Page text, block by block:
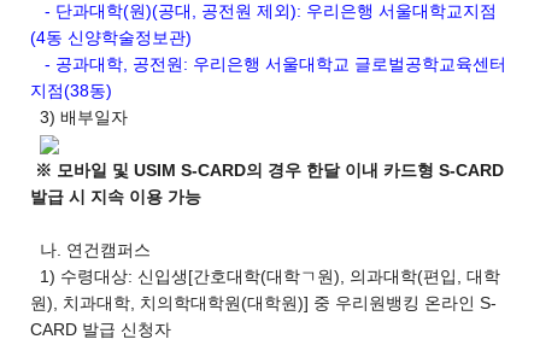
- 단과대학(원)(공대, 공전원 제외): 우리은행 서울대학교지점
(4동 신양학술정보관)
- 공과대학, 공전원: 우리은행 서울대학교 글로벌공학교육센터
지점(38동)
3) 배부일자
※ 모바일 및 USIM S-CARD의 경우 한달 이내 카드형 S-CARD
발급 시 지속 이용 가능
나. 연건캠퍼스
1) 수령대상: 신입생[간호대학(대학ㄱ원), 의과대학(편입, 대학
원), 치과대학, 치의학대학원(대학원)] 중 우리원뱅킹 온라인 S-
CARD 발급 신청자